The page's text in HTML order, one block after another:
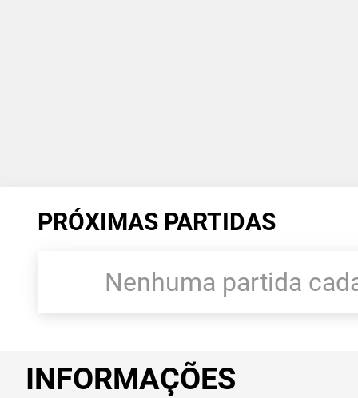
PRÓXIMAS PARTIDAS
Nenhuma partida
INFORMAÇÕES